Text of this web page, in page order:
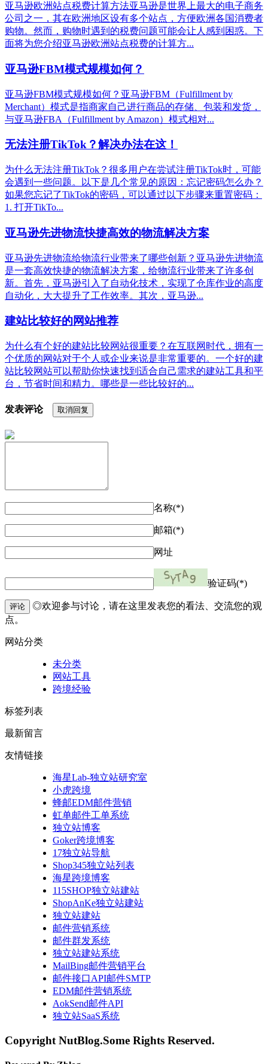
亚马逊欧洲站点税费计算方法亚马逊是世界上最大的电子商务
公司之一，其在欧洲地区设有多个站点，方便欧洲各国消费者
购物。然而，购物时遇到的税费问题可能会让人感到困惑。下
面将为您介绍亚马逊欧洲站点税费的计算方...
亚马逊FBM模式规模如何？
亚马逊FBM模式规模如何？亚马逊FBM（Fulfillment by
Merchant）模式是指商家自己进行商品的存储、包装和发货，
与亚马逊FBA（Fulfillment by Amazon）模式相对...
无法注册TikTok？解决办法在这！
为什么无法注册TikTok？很多用户在尝试注册TikTok时，可能
会遇到一些问题。以下是几个常见的原因：忘记密码怎么办？
如果您忘记了TikTok的密码，可以通过以下步骤来重置密码：
1. 打开TikTo...
亚马逊先进物流快捷高效的物流解决方案
亚马逊先进物流给物流行业带来了哪些创新？亚马逊先进物流
是一套高效快捷的物流解决方案，给物流行业带来了许多创
新。首先，亚马逊引入了自动化技术，实现了仓库作业的高度
自动化，大大提升了工作效率。其次，亚马逊...
建站比较好的网站推荐
为什么有个好的建站比较网站很重要？在互联网时代，拥有一
个优质的网站对于个人或企业来说是非常重要的。一个好的建
站比较网站可以帮助你快速找到适合自己需求的建站工具和平
台，节省时间和精力。哪些是一些比较好的...
发表评论 取消回复
名称(*)
邮箱(*)
网址
验证码(*)
评论
◎欢迎参与讨论，请在这里发表您的看法、交流您的观
点。
网站分类
未分类
网站工具
跨境经验
标签列表
最新留言
友情链接
海星Lab-独立站研究室
小虎跨境
蜂邮EDM邮件营销
虹单邮件工单系统
独立站博客
Goker跨境博客
17独立站导航
Shop345独立站列表
海星跨境博客
115SHOP独立站建站
ShopAnKe独立站建站
独立站建站
邮件营销系统
邮件群发系统
独立站建站系统
MailBing邮件营销平台
邮件接口API邮件SMTP
EDM邮件营销系统
AokSend邮件API
独立站SaaS系统
Copyright NutBlog.Some Rights Reserved.